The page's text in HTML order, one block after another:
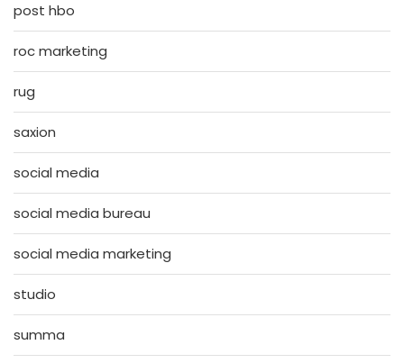
post hbo
roc marketing
rug
saxion
social media
social media bureau
social media marketing
studio
summa